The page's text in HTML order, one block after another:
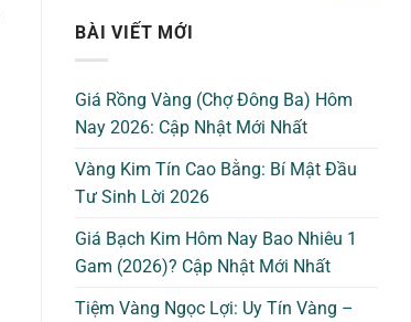
BÀI VIẾT MỚI
Giá Rồng Vàng (Chợ Đông Ba) Hôm
Nay 2026: Cập Nhật Mới Nhất
Vàng Kim Tín Cao Bằng: Bí Mật Đầu
Tư Sinh Lời 2026
Giá Bạch Kim Hôm Nay Bao Nhiêu 1
Gam (2026)? Cập Nhật Mới Nhất
Tiệm Vàng Ngọc Lợi: Uy Tín Vàng –